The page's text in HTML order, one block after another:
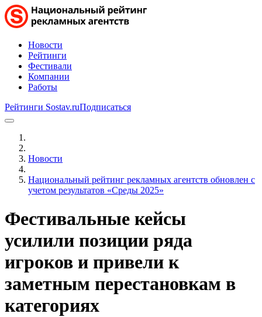
Новости
Рейтинги
Фестивали
Компании
Работы
Рейтинги Sostav.ruПодписаться
Новости
Национальный рейтинг рекламных агентств обновлен с
учетом результатов «Среды 2025»
Фестивальные кейсы
усилили позиции ряда
игроков и привели к
заметным перестановкам в
категориях